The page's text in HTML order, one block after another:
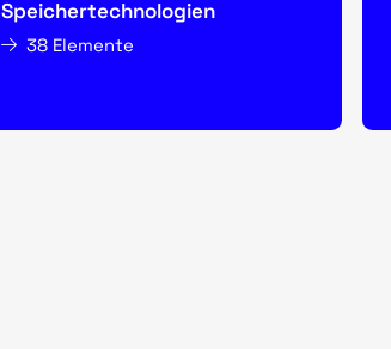
Speichertechnologien
38 Elemente